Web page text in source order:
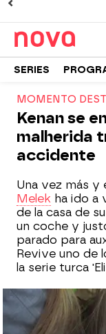
SERIES
MOMENTO
Kenan se
malherida
accidente
Una vez más
Melek ha ido a
de la casa de
un coche y
parado para
Revive uno de
la serie turca